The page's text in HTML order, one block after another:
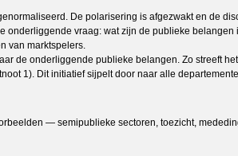
De polarisering is afgezwakt en de
onderliggende vraag: wat zijn de publieke
van marktspelers.
de onderliggende publieke belangen. Zo streeft
1). Dit initiatief sijpelt door naar alle
— semipublieke sectoren, toezicht,